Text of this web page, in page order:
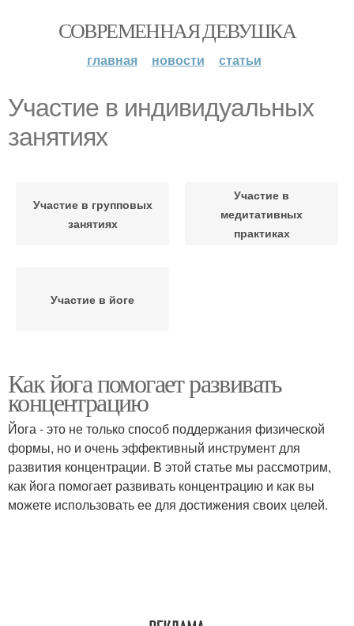
СОВРЕМЕННАЯ ДЕВУШКА
главная новости статьи
Участие в индивидуальных
занятиях
Участие в групповых
занятиях
Участие в
медитативных
практиках
Участие в йоге
Как йога помогает развивать
концентрацию
Йога - это не только способ поддержания физической
формы, но и очень эффективный инструмент для
развития концентрации. В этой статье мы рассмотрим,
как йога помогает развивать концентрацию и как вы
можете использовать ее для достижения своих целей.